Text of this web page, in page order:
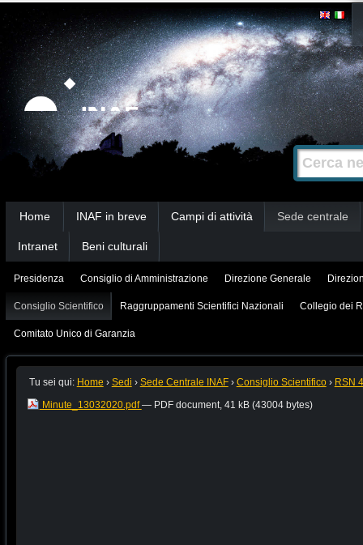
Strumenti
personali
Salta
contenuti.
|
Salta
alla
navigazione
Cerca nel
Ricerca
avanzata…
Home INAF in breve Campi di attività Sede centrale
Intranet Beni culturali
Presidenza Consiglio di Amministrazione Direzione Generale
Consiglio Scientifico Raggruppamenti Scientifici Nazionali Collegio dei
Comitato Unico di Garanzia
Tu sei qui: Home › Sedi › Sede Centrale INAF › Consiglio Scientifico › RSN 4
Minute_13032020.pdf— PDF document, 41 kB (43004 bytes)